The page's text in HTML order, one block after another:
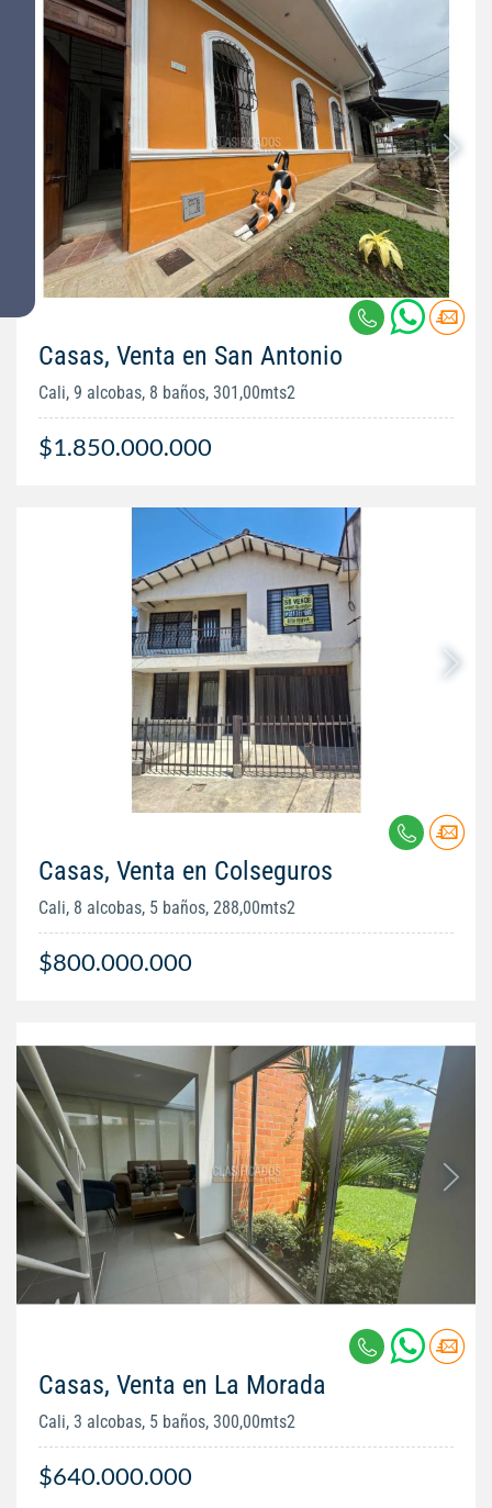
Casas, Venta en San Antonio
Cali, 9 alcobas, 8 baños, 301,00mts2
$1.850.000.000
Casas, Venta en Colseguros
Cali, 8 alcobas, 5 baños, 288,00mts2
$800.000.000
Casas, Venta en La Morada
Cali, 3 alcobas, 5 baños, 300,00mts2
$640.000.000